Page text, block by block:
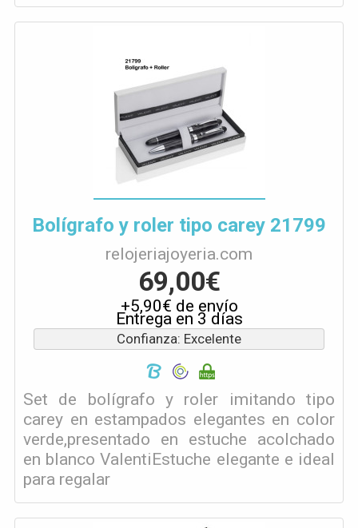
Bolígrafo y roler tipo carey 21799
relojeriajoyeria.com
69,00€
+5,90€ de envío
Entrega en 3 días
Confianza: Excelente
Set de bolígrafo y roler imitando tipo
carey en estampados elegantes en color
verde,presentado en estuche acolchado
en blanco ValentiEstuche elegante e ideal
para regalar